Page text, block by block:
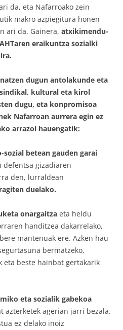
da, eta Nafarroako zein
makro azpiegitura honen
ari da. Gainera, atxikimendu-
eraikuntza sozialki
dugun antolakunde eta
kultural eta kirol
dugu, eta konpromisoa
Nafarroan aurrera egin ez
arrazoi hauengatik:
betean gauden garai
gizadiaren
den, lurraldean
duelako.
onargaitza eta heldu
handitzea dakarrelako,
mantenuak ere. Azken hau
bermatzeko,
eta beste hainbat gertakarik
eta sozialik gabekoa
azterketek agerian jarri bezala.
ez delako inoiz